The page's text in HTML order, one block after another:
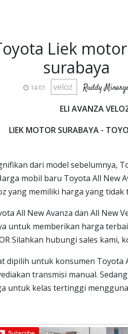
Liek
surabaya
14:01 veloz Ruddy
ELI AVANZA
LIEK MOTOR SURABAYA -
dari model sebelumnya,
mobil baru Toyota All New
yang memiliki harga yang tidak
All New Avanza dan All New
untuk memberikan harga
Silahkan hubungi sales kami,
dipilih untuk konsumen Toyota
transmisi manual.
untuk kelas tertinggi